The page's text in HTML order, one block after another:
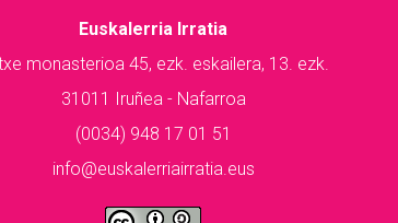
Euskalerria Irratia
monasterioa 45, ezk. eskailera, 13. ezk.
31011 Iruñea - Nafarroa
(0034) 948 17 01 51
info@euskalerriairratia.eus